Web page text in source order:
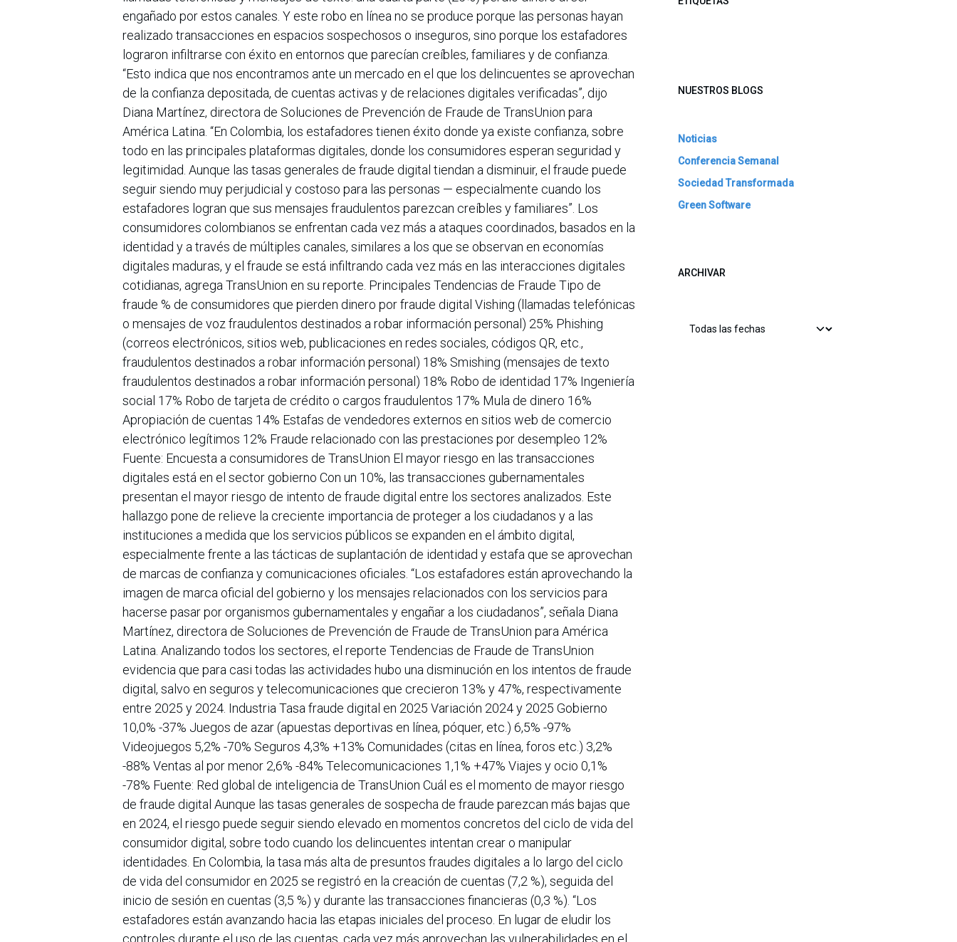
engañado por estos canales. Y este robo en línea no se produce porque las personas hayan
realizado transacciones en espacios sospechosos o inseguros, sino porque los estafadores
lograron infiltrarse con éxito en entornos que parecían creíbles, familiares y de confianza.
“Esto indica que nos encontramos ante un mercado en el que los delincuentes se aprovechan
de la confianza depositada, de cuentas activas y de relaciones digitales verificadas”, dijo
Diana Martínez, directora de Soluciones de Prevención de Fraude de TransUnion para
América Latina. “En Colombia, los estafadores tienen éxito donde ya existe confianza, sobre
todo en las principales plataformas digitales, donde los consumidores esperan seguridad y
legitimidad. Aunque las tasas generales de fraude digital tiendan a disminuir, el fraude puede
seguir siendo muy perjudicial y costoso para las personas — especialmente cuando los
estafadores logran que sus mensajes fraudulentos parezcan creíbles y familiares”. Los
consumidores colombianos se enfrentan cada vez más a ataques coordinados, basados en la
identidad y a través de múltiples canales, similares a los que se observan en economías
digitales maduras, y el fraude se está infiltrando cada vez más en las interacciones digitales
cotidianas, agrega TransUnion en su reporte. Principales Tendencias de Fraude Tipo de
fraude % de consumidores que pierden dinero por fraude digital Vishing (llamadas telefónicas
o mensajes de voz fraudulentos destinados a robar información personal) 25% Phishing
(correos electrónicos, sitios web, publicaciones en redes sociales, códigos QR, etc.,
fraudulentos destinados a robar información personal) 18% Smishing (mensajes de texto
fraudulentos destinados a robar información personal) 18% Robo de identidad 17% Ingeniería
social 17% Robo de tarjeta de crédito o cargos fraudulentos 17% Mula de dinero 16%
Apropiación de cuentas 14% Estafas de vendedores externos en sitios web de comercio
electrónico legítimos 12% Fraude relacionado con las prestaciones por desempleo 12%
Fuente: Encuesta a consumidores de TransUnion El mayor riesgo en las transacciones
digitales está en el sector gobierno Con un 10%, las transacciones gubernamentales
presentan el mayor riesgo de intento de fraude digital entre los sectores analizados. Este
hallazgo pone de relieve la creciente importancia de proteger a los ciudadanos y a las
instituciones a medida que los servicios públicos se expanden en el ámbito digital,
especialmente frente a las tácticas de suplantación de identidad y estafa que se aprovechan
de marcas de confianza y comunicaciones oficiales. “Los estafadores están aprovechando la
imagen de marca oficial del gobierno y los mensajes relacionados con los servicios para
hacerse pasar por organismos gubernamentales y engañar a los ciudadanos”, señala Diana
Martínez, directora de Soluciones de Prevención de Fraude de TransUnion para América
Latina. Analizando todos los sectores, el reporte Tendencias de Fraude de TransUnion
evidencia que para casi todas las actividades hubo una disminución en los intentos de fraude
digital, salvo en seguros y telecomunicaciones que crecieron 13% y 47%, respectivamente
entre 2025 y 2024. Industria Tasa fraude digital en 2025 Variación 2024 y 2025 Gobierno
10,0% -37% Juegos de azar (apuestas deportivas en línea, póquer, etc.) 6,5% -97%
Videojuegos 5,2% -70% Seguros 4,3% +13% Comunidades (citas en línea, foros etc.) 3,2%
-88% Ventas al por menor 2,6% -84% Telecomunicaciones 1,1% +47% Viajes y ocio 0,1%
-78% Fuente: Red global de inteligencia de TransUnion Cuál es el momento de mayor riesgo
de fraude digital Aunque las tasas generales de sospecha de fraude parezcan más bajas que
en 2024, el riesgo puede seguir siendo elevado en momentos concretos del ciclo de vida del
consumidor digital, sobre todo cuando los delincuentes intentan crear o manipular
identidades. En Colombia, la tasa más alta de presuntos fraudes digitales a lo largo del ciclo
de vida del consumidor en 2025 se registró en la creación de cuentas (7,2 %), seguida del
inicio de sesión en cuentas (3,5 %) y durante las transacciones financieras (0,3 %). “Los
estafadores están avanzando hacia las etapas iniciales del proceso. En lugar de eludir los
NUESTROS BLOGS
Noticias
Conferencia Semanal
Sociedad Transformada
Green Software
ARCHIVAR